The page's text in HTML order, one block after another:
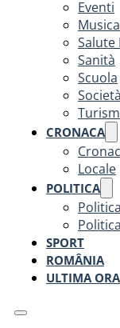
Eventi
Salute
Sanità
Scuola
Società
CRONACA
Locale
POLITICA
SPORT
ROMÂNIA
ULTIMA ORA